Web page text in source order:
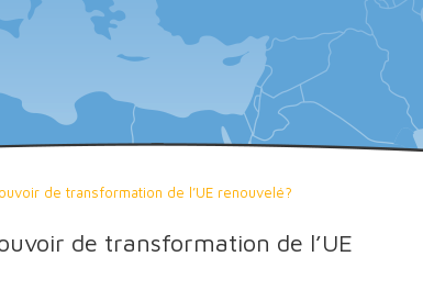
de transformation de l’UE renouvelé?
de transformation de l’UE